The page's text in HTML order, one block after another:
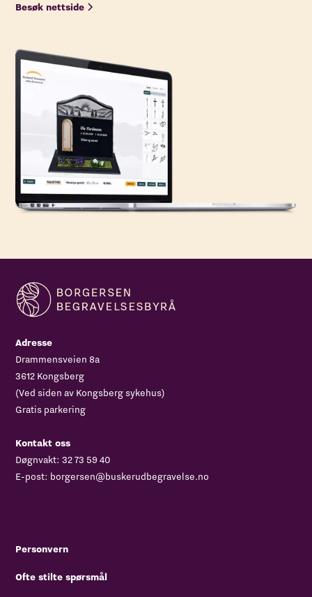
Besøk nettside
Adresse
Drammensveien 8a
3612 Kongsberg
(Ved siden av Kongsberg sykehus)
Gratis parkering
Kontakt oss
Døgnvakt:32 73 59 40
E-post: borgersen@buskerudbegravelse.no
Personvern
Ofte stilte spørsmål